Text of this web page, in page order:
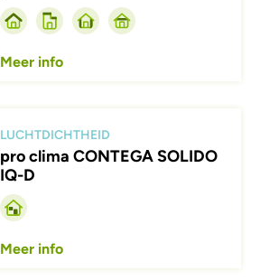
Meer info
LUCHTDICHTHEID
pro clima CONTEGA SOLIDO
IQ-D
Meer info